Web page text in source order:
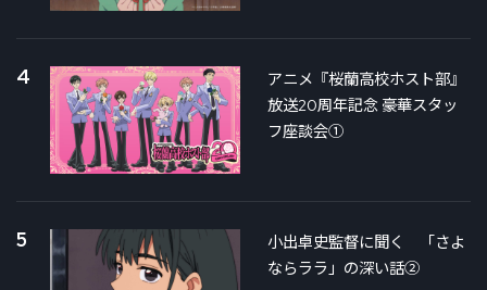
4
アニメ『桜蘭高校ホスト部』
放送20周年記念 豪華スタッ
フ座談会①
5
小出卓史監督に聞く 「さよ
ならララ」の深い話②